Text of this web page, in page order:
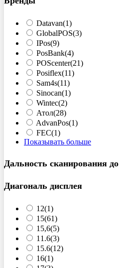
Datavan(1)
GlobalPOS(3)
IPos(9)
PosBank(4)
POScenter(21)
Posiflex(11)
Sam4s(11)
Sinocan(1)
Wintec(2)
Атол(28)
AdvanPos(1)
FEC(1)
Показывать больше
Дальность сканирования до
Диагональ дисплея
12(1)
15(61)
15,6(5)
11.6(3)
15.6(12)
16(1)